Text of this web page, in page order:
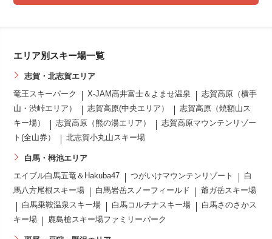
エリア別スキー場一覧
志賀・北志賀エリア
竜王スキーパーク X-JAM高井富士＆よませ温泉
志賀高原（横手
山・渋峠エリア）
志賀高原(中央エリア）
志賀高原（焼額山ス
キー場）
志賀高原（熊の湯エリア）
志賀高原マウンテンリゾー
ト(全山券）
北志賀小丸山スキー場
白馬・栂池エリア
エイブル白馬五竜＆Hakuba47 つがいけマウンテンリゾート
白
馬八方尾根スキー場
白馬岩岳スノーフィールド
爺ガ岳スキー場
白馬乗鞍温泉スキー場
白馬コルチナスキー場
白馬さのさかス
キー場
鹿島槍スキー場ファミリーパーク